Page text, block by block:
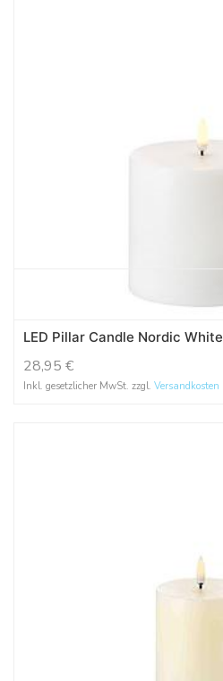
LED Pillar Candle Nordic White
28,95 €
Inkl. gesetzlicher MwSt. zzgl. Versandkosten